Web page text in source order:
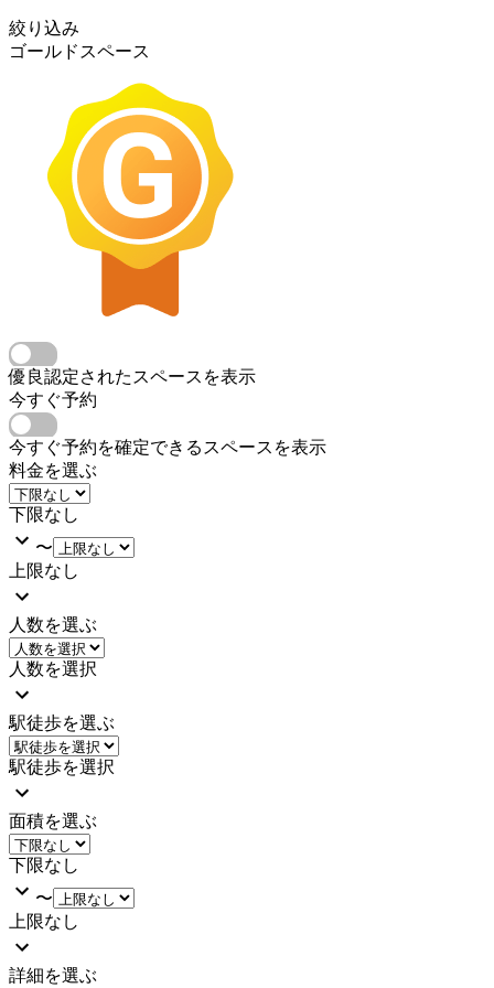
絞り込み
ゴールドスペース
優良認定されたスペースを表示
今すぐ予約
今すぐ予約を確定できるスペースを表示
料金を選ぶ
下限なし
〜
上限なし
人数を選ぶ
人数を選択
駅徒歩を選ぶ
駅徒歩を選択
面積を選ぶ
下限なし
〜
上限なし
詳細を選ぶ